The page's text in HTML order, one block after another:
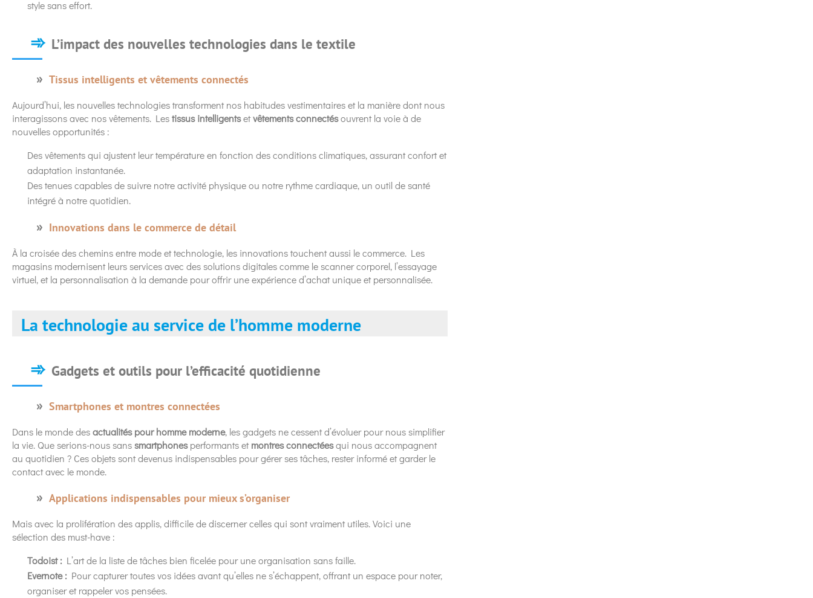
style sans effort.
L’impact des nouvelles technologies dans le textile
Tissus intelligents et vêtements connectés
Aujourd’hui, les nouvelles technologies transforment nos habitudes vestimentaires et la manière dont nous
interagissons avec nos vêtements. Lestissus intelligentsetvêtements connectésouvrent la voie à de
nouvelles opportunités :
Des vêtements qui ajustent leur température en fonction des conditions climatiques, assurant confort et
adaptation instantanée.
Des tenues capables de suivre notre activité physique ou notre rythme cardiaque, un outil de santé
intégré à notre quotidien.
Innovations dans le commerce de détail
À la croisée des chemins entre mode et technologie, les innovations touchent aussi le commerce. Les
magasins modernisent leurs services avec des solutions digitales comme le scanner corporel, l’essayage
virtuel, et la personnalisation à la demande pour offrir une expérience d’achat unique et personnalisée.
La technologie au service de l’homme moderne
Gadgets et outils pour l’efficacité quotidienne
Smartphones et montres connectées
Dans le monde desactualités pour homme moderne, les gadgets ne cessent d’évoluer pour nous simplifier
la vie. Que serions-nous sanssmartphonesperformants etmontres connectéesqui nous accompagnent
au quotidien ? Ces objets sont devenus indispensables pour gérer ses tâches, rester informé et garder le
contact avec le monde.
Applications indispensables pour mieux s’organiser
Mais avec la prolifération des applis, difficile de discerner celles qui sont vraiment utiles. Voici une
sélection des must-have :
Todoist : L’art de la liste de tâches bien ficelée pour une organisation sans faille.
Evernote : Pour capturer toutes vos idées avant qu’elles ne s’échappent, offrant un espace pour noter,
organiser et rappeler vos pensées.